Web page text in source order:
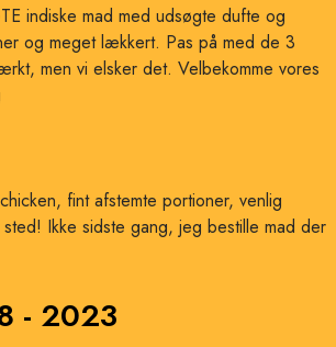
indiske mad med udsøgte dufte og
og meget lækkert. Pas på med de 3
men vi elsker det. Velbekomme vores
fint afstemte portioner, venlig
Ikke sidste gang, jeg bestille mad der
- 2023